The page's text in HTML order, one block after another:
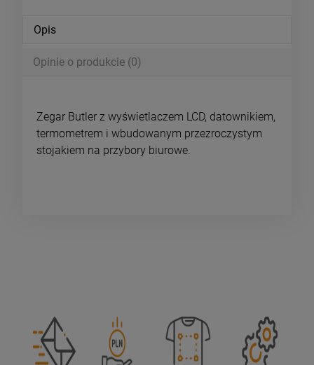
Opis
Opinie o produkcie (0)
Zegar Butler z wyświetlaczem LCD, datownikiem,
termometrem i wbudowanym przezroczystym
stojakiem na przybory biurowe.